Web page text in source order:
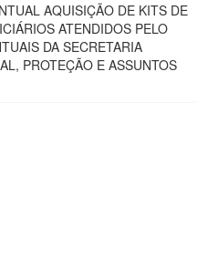
AQUISIÇÃO DE KITS DE
ATENDIDOS PELO
DA SECRETARIA
PROTEÇÃO E ASSUNTOS